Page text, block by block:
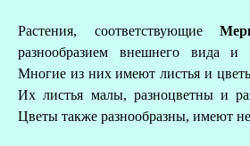
Растения, соответствующие
разнообразием внешнего вида
Многие из них имеют листья и
Их листья малы, разноцветны и
Цветы также разнообразны, имеют